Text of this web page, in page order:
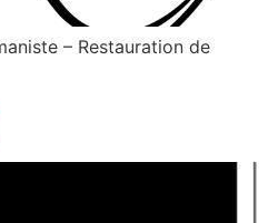
– Restauration de